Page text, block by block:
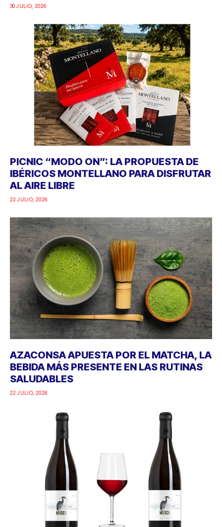
30 JULIO, 2026
PICNIC “MODO ON”: LA PROPUESTA DE
IBÉRICOS MONTELLANO PARA DISFRUTAR
AL AIRE LIBRE
22 JULIO, 2026
AZACONSA APUESTA POR EL MATCHA, LA
BEBIDA MÁS PRESENTE EN LAS RUTINAS
SALUDABLES
22 JULIO, 2026